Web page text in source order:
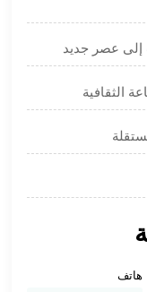
إلى عصر جديد
الثقافية
هاتف